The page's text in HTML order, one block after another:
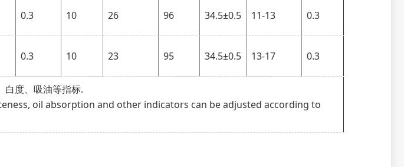
0.3 10 26 96 34.5±0.5 11-13 0.3
0.3 10 23 95 34.5±0.5 13-17 0.3
白度、吸油等指标.
oil absorption and other indicators can be adjusted according to